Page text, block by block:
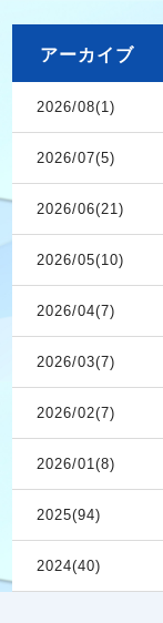
アーカイブ
2026/08(1)
2026/07(5)
2026/06(21)
2026/05(10)
2026/04(7)
2026/03(7)
2026/02(7)
2026/01(8)
2025(94)
2024(40)